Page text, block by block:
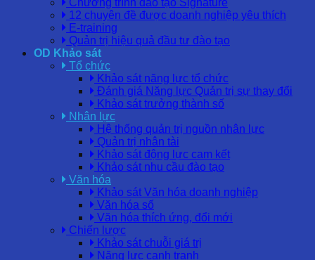
Chương trình đào tạo Signature
12 chuyên đề được doanh nghiệp yêu thích
E-training
Quản trị hiệu quả đầu tư đào tạo
OD Khảo sát
Tổ chức
Khảo sát năng lực tổ chức
Đánh giá Năng lực Quản trị sự thay đổi
Khảo sát trưởng thành số
Nhân lực
Hệ thống quản trị nguồn nhân lực
Quản trị nhân tài
Khảo sát động lực cam kết
Khảo sát nhu cầu đào tạo
Văn hóa
Khảo sát Văn hóa doanh nghiệp
Văn hóa số
Văn hóa thích ứng, đổi mới
Chiến lược
Khảo sát chuỗi giá trị
Năng lực cạnh tranh